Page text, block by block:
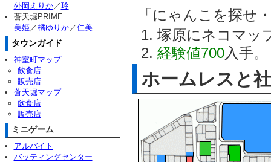
「にゃんこを探せ
塚原にネコマッ
経験値700入手。
ホームレスと
外岡えりか／玲
蒼天堀PRIME
美姫 ／橘ゆりか／仁美
タウンガイド
神室町マップ
飲食店
販売店
蒼天堀マップ
飲食店
販売店
ミニゲーム
アルバイト
バッティングセンター